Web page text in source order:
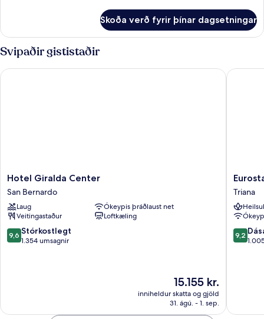
Room
Skoða verð fyrir þínar dagsetningar
Svipaðir gististaðir
Hotel
Giralda
Center
San
Bernardo
Hotel Giralda Center
San Bernardo
Laug
Ókeypis þráðlaust net
Veitingastaður
Loftkæling
9.6
af
9,6 Stórkostlegt
1.354 umsagnir
Verðið
er
15.155 kr.
15.155 kr.
inniheldur skatta og gjöld
31. ágú. - 1. sep.
Hotel Giralda Center
Torre
Sevilla
Triana
Triana
9.2
af
9,2